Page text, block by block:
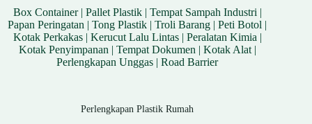
Box Container| Pallet Plastik| Tempat Sampah Industri |
Papan Peringatan |Tong Plastik |Troli Barang |Peti Botol |
Kotak Perkakas| Kerucut Lalu Lintas| Peralatan Kimia |
Kotak Penyimpanan | Tempat Dokumen | Kotak Alat|
Perlengkapan Unggas |Road Barrier
Perlengkapan Plastik Rumah